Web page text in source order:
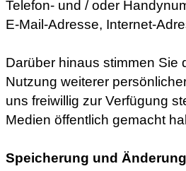
Telefon- und / oder
E-Mail-Adresse, Internet-
Darüber hinaus stimmen Sie
Nutzung weiterer
uns freiwillig zur Verfügung
Medien öffentlich gemacht
Speicherung und